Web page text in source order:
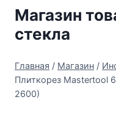
Перейти
содержимому
Магазин
стекла
Главная / Магазин /
Плиткорез Mastertool
2600)